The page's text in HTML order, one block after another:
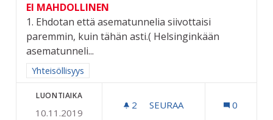
EI MAHDOLLINEN
1. Ehdotan että asematunnelia siivottaisi
paremmin, kuin tähän asti.( Helsinginkään
asematunneli...
Rajaa tulokset aihepiirin mukaan: Yhteisöllisyys
Yhteisöllisyys
LUONTIAIKA
10.11.2019
2 2 SEURAAJAA
SEURAA 0